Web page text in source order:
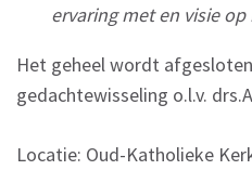
ervaring met en visie
Het geheel wordt
gedachtewisseling o.l.v.
Locatie: Oud-Katholieke